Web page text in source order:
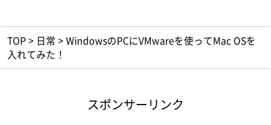
TOP > 日常 > WindowsのPCにVMwareを使ってMac OSを
入れてみた！
スポンサーリンク